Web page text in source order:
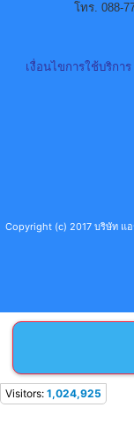
โทร. 088-
เงื่อนไขการใช้บริการ
Copyright (c) 2017 บริษัท แ
Visitors: 1,024,925